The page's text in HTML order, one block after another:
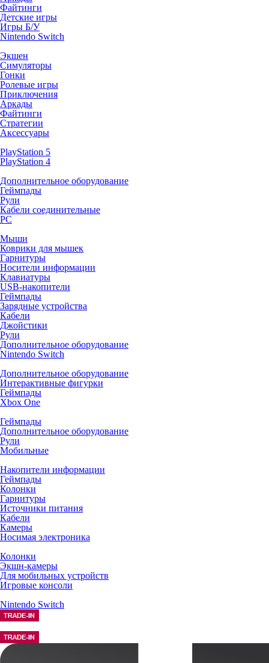
Файтинги
Детские игры
Игры Б/У
Nintendo Switch
Экшен
Симуляторы
Гонки
Ролевые игры
Приключения
Аркады
Файтинги
Стратегии
Аксессуары
PlayStation 5
PlayStation 4
Дополнительное оборудование
Геймпады
Рули
Кабели соединительные
PC
Мыши
Коврики для мышек
Гарнитуры
Носители информации
Клавиатуры
USB-накопители
Геймпады
Зарядные устройства
Кабели
Джойстики
Рули
Дополнительное оборудование
Nintendo Switch
Дополнительное оборудование
Интерактивные фигурки
Геймпады
Xbox One
Геймпады
Дополнительное оборудование
Рули
Мобильные
Накопители информации
Геймпады
Колонки
Гарнитуры
Источники питания
Кабели
Камеры
Носимая электроника
Колонки
Экшн-камеры
Для мобильных устройств
Игровые консоли
Nintendo Switch